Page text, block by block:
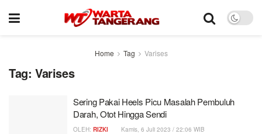
Home Tag Varises
Tag: Varises
Sering Pakai Heels Picu Masalah Pembuluh
Darah, Otot Hingga Sendi
OLEH: RIZKI Kamis, 6 Juli 2023 / 22:06 WIB